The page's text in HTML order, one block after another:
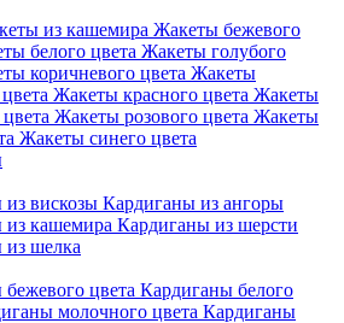
из кашемира Жакеты бежевого
белого цвета Жакеты голубого
коричневого цвета Жакеты
Жакеты красного цвета Жакеты
Жакеты розового цвета Жакеты
Жакеты синего цвета
вискозы Кардиганы из ангоры
кашемира Кардиганы из шерсти
шелка
цвета Кардиганы белого
молочного цвета Кардиганы